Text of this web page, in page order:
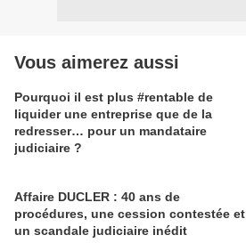
Vous aimerez aussi
Pourquoi il est plus #rentable de
liquider une entreprise que de la
redresser… pour un mandataire
judiciaire ?
Affaire DUCLER : 40 ans de
procédures, une cession contestée et
un scandale judiciaire inédit